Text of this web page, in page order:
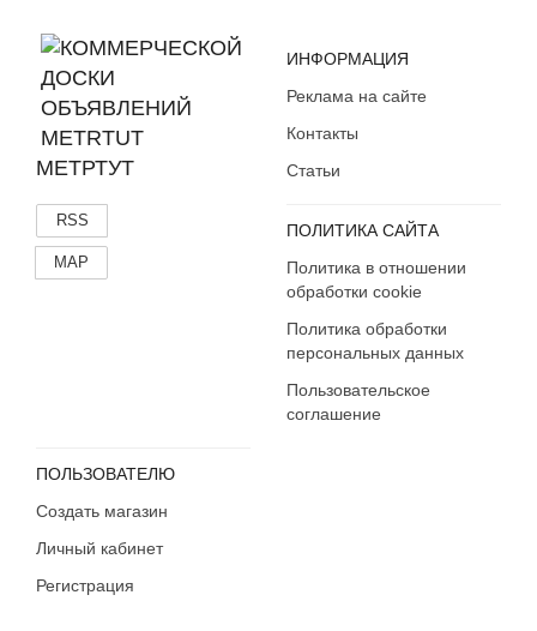
МЕТРТУТ
RSS
MAP
ИНФОРМАЦИЯ
Реклама на сайте
Контакты
Статьи
ПОЛИТИКА САЙТА
Политика в отношении
обработки cookie
Политика обработки
персональных данных
Пользовательское
соглашение
ПОЛЬЗОВАТЕЛЮ
Создать магазин
Личный кабинет
Регистрация